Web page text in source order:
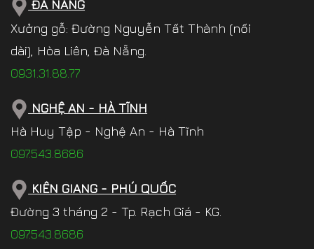
ĐÀ NẴNG
Xưởng gỗ: Đường Nguyễn Tất Thành (nối
dài), Hòa Liên, Đà Nẵng.
0931.31.88.77
NGHỆ AN - HÀ TĨNH
Hà Huy Tập - Nghệ An - Hà Tĩnh
097.543.8686
KIÊN GIANG - PHÚ QUỐC
Đường 3 tháng 2 - Tp. Rạch Giá - KG.
097.543.8686